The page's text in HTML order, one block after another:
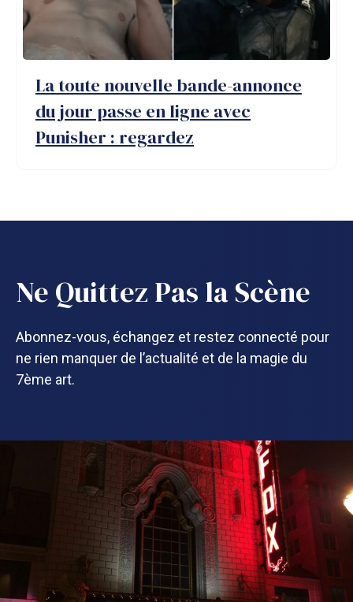
La toute nouvelle bande-annonce
du jour passe en ligne avec
Punisher : regardez
Ne Quittez Pas la Scène
Abonnez-vous, échangez et restez connecté pour
ne rien manquer de l’actualité et de la magie du
7ème art.